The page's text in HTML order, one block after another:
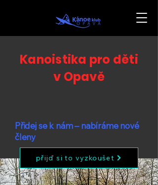
Kanoistika pro děti
v Opavě
Přidej se k nám – nabíráme nové
členy
přijď si to vyzkoušet